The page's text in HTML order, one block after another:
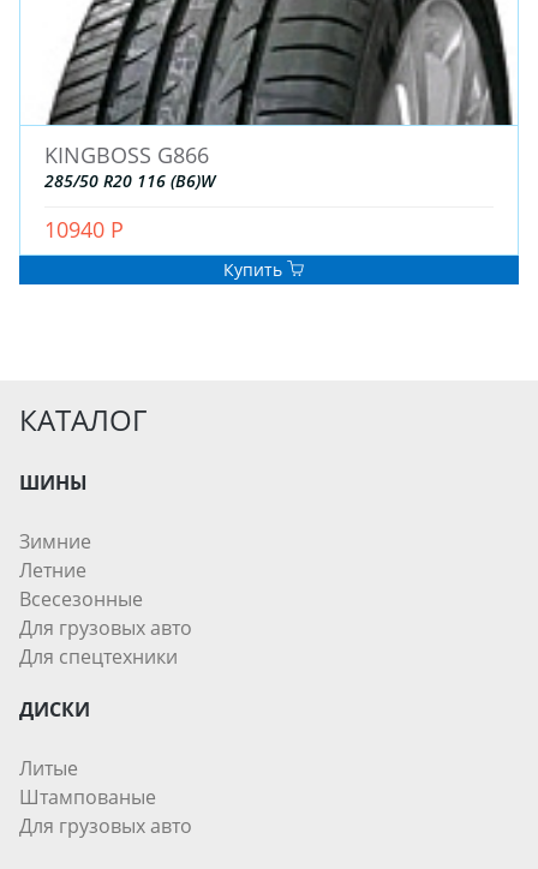
KINGBOSS G866
285/50 R20 116 (B6)W
10940 Р
Купить
КАТАЛОГ
ШИНЫ
Зимние
Летние
Всесезонные
Для грузовых авто
Для спецтехники
ДИСКИ
Литые
Штампованые
Для грузовых авто